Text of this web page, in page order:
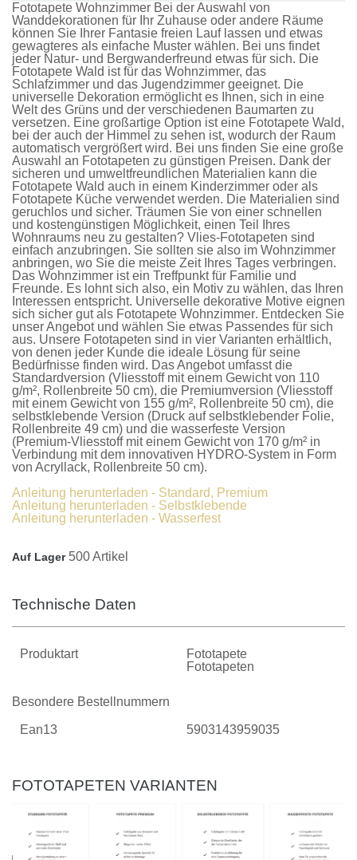
Fototapete Wohnzimmer Bei der Auswahl von
Wanddekorationen für Ihr Zuhause oder andere Räume
können Sie Ihrer Fantasie freien Lauf lassen und etwas
gewagteres als einfache Muster wählen. Bei uns findet
jeder Natur- und Bergwanderfreund etwas für sich. Die
Fototapete Wald ist für das Wohnzimmer, das
Schlafzimmer und das Jugendzimmer geeignet. Die
universelle Dekoration ermöglicht es Ihnen, sich in eine
Welt des Grüns und der verschiedenen Baumarten zu
versetzen. Eine großartige Option ist eine Fototapete Wald,
bei der auch der Himmel zu sehen ist, wodurch der Raum
automatisch vergrößert wird. Bei uns finden Sie eine große
Auswahl an Fototapeten zu günstigen Preisen. Dank der
sicheren und umweltfreundlichen Materialien kann die
Fototapete Wald auch in einem Kinderzimmer oder als
Fototapete Küche verwendet werden. Die Materialien sind
geruchlos und sicher. Träumen Sie von einer schnellen
und kostengünstigen Möglichkeit, einen Teil Ihres
Wohnraums neu zu gestalten? Vlies-Fototapeten sind
einfach anzubringen. Sie sollten sie also im Wohnzimmer
anbringen, wo Sie die meiste Zeit Ihres Tages verbringen.
Das Wohnzimmer ist ein Treffpunkt für Familie und
Freunde. Es lohnt sich also, ein Motiv zu wählen, das Ihren
Interessen entspricht. Universelle dekorative Motive eignen
sich sicher gut als Fototapete Wohnzimmer. Entdecken Sie
unser Angebot und wählen Sie etwas Passendes für sich
aus. Unsere Fototapeten sind in vier Varianten erhältlich,
von denen jeder Kunde die ideale Lösung für seine
Bedürfnisse finden wird. Das Angebot umfasst die
Standardversion (Vliesstoff mit einem Gewicht von 110
g/m², Rollenbreite 50 cm), die Premiumversion (Vliesstoff
mit einem Gewicht von 155 g/m², Rollenbreite 50 cm), die
selbstklebende Version (Druck auf selbstklebender Folie,
Rollenbreite 49 cm) und die wasserfeste Version
(Premium-Vliesstoff mit einem Gewicht von 170 g/m² in
Verbindung mit dem innovativen HYDRO-System in Form
von Acryllack, Rollenbreite 50 cm).
Anleitung herunterladen - Standard, Premium
Anleitung herunterladen - Selbstklebende
Anleitung herunterladen - Wasserfest
Auf Lager 500 Artikel
Technische Daten
Produktart
Fototapete
Fototapeten
Besondere Bestellnummern
Ean13 5903143959035
FOTOTAPETEN VARIANTEN